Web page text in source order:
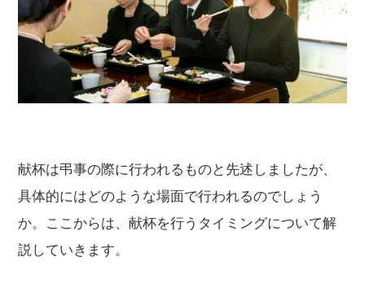
献杯は弔事の際に行われるものと先述しましたが、
具体的にはどのような場面で行われるのでしょう
か。ここからは、献杯を行うタイミングについて解
説していきます。